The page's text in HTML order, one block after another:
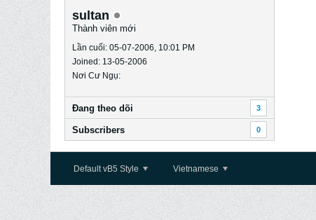
sultan
Thành viên mới
Lần cuối: 05-07-2006, 10:01 PM
Joined: 13-05-2006
Nơi Cư Ngụ:
Ðang theo dõi 3
Subscribers 0
Default vB5 Style Vietnamese